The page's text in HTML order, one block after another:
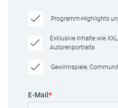
Programm-Highlights
Exklusive Inhalte wie
Autorenportraits
Gewinnspiele,
E-Mail *